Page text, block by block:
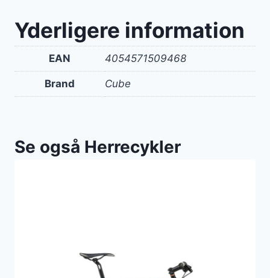
Yderligere information
EAN 4054571509468
Brand Cube
Se også Herrecykler